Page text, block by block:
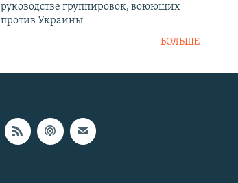
руководстве группировок, воюющих
против Украины
БОЛЬШЕ